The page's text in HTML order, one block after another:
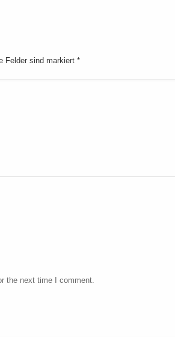
Felder sind markiert *
the next time I comment.